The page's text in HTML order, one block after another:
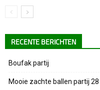
RECENTE BERICHTEN
Boufak partij
Mooie zachte ballen partij 28